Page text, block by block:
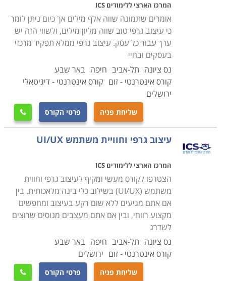
למטרות וצרכים מסחריים. בכך עליהם לענות לווא דווקא על
שאיפותיו היצירתיות של המעצב, אלא על אלו של הלקוח,
אשר בדרך כלל מכוון את פנייתו לציבור הלקוחות המבוקש,
ועל כן ישאף לכוון את התוצרים אל טעם הקהל הנתון מראש,
ובכך לרוב להגביל את החירות היצירתית של המעצב.
משימתו במקרה כזה היא להנגיש את המידע לקהל היעד
באופן אסתטי, מזמין וממותג.
טרם השימוש בגרפיקה ממוחשבת ותוכנות ייעודיות לתחום,
היה על המעצב הגרפי לעבוד באופן ידני, מהלך שהצריך
יכולות גבוהות ברישום, זוג עיניים חדות וזוג ידיים יציבות
במיוחד שיאפשרו לו לבצע את מלאכתו בדיוק, נקיון
ובהקפדה הנדרשת, וזאת באמצעים מכאניים בלבד.
כיום כמובן השתנו כלי המקצוע מהקצה אל הקצה, וכל
המלאכות המתישות כמו עימוד, שרטוט ועיבוד תמונה
מבוצעות בנקל במחשב, תוך שילוב פשוט ונוח של כל אימג',
יעיל של היכולת שנוספה לשנות את העיצובים, המאפשרת
התלבטות וגמישות מלאה בכל תוצר מבוקש.
המרכז הארצי ללימודים ICS
אומרים שתמונה שווה אלף מילים אך כיום ניתן לומר
כי עיצוב גרפי טוב שווה מליון מילים, ולשווי הזה יש
ערך עבור כל עסק. עיצוב גרפי ממלא תפקיד מרכזי
בעסקים ובחיי
נס ציונה תל-אביב חיפה באר שבע
קורס אינטרנטי - זום קורס אינטרנטי - דיגיטאלי
ירושלים
שליחת פניה פרטי הקורס 
עיצוב גרפי וחוויית משתמש UI/UX
המרכז הארצי ללימודים ICS
הצטרפו לקורס מעשי ומקיף לעיצוב גרפי וחווית
משתמש (UI/UX) בשילוב כלי בינה מלאכותית. בין
אם אתם מגיעים ללא שום רקע בעיצוב ומחפשים
מקצוע רווחי, ובין אם אתם מעצבים מנוסים שרוצים
לשדרג
נס ציונה תל-אביב חיפה באר שבע
קורס אינטרנטי - זום ירושלים
שליחת פניה פרטי הקורס 